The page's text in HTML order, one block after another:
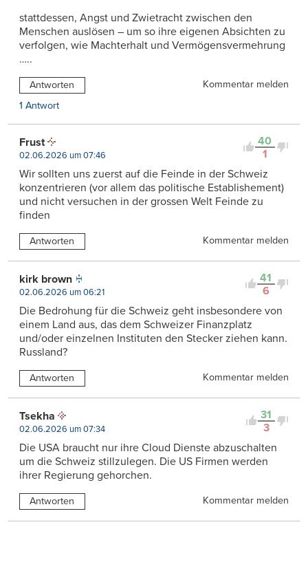
stattdessen, Angst und Zwietracht zwischen den
Menschen auslösen – um so ihre eigenen Absichten zu
verfolgen, wie Machterhalt und Vermögensvermehrung
…..
Antworten
Kommentar melden
1 Antwort
40
1
Frust
02.06.2026 um 07:46
Wir sollten uns zuerst auf die Feinde in der Schweiz
konzentrieren (vor allem das politische Establishement)
und nicht versuchen in der grossen Welt Feinde zu
finden
Antworten Kommentar melden
41
6
kirk brown
02.06.2026 um 06:21
Die Bedrohung für die Schweiz geht insbesondere von
einem Land aus, das dem Schweizer Finanzplatz
und/oder einzelnen Instituten den Stecker ziehen kann.
Russland?
Antworten Kommentar melden
31
3
Tsekha
02.06.2026 um 07:34
Die USA braucht nur ihre Cloud Dienste abzuschalten
um die Schweiz stillzulegen. Die US Firmen werden
ihrer Regierung gehorchen.
Antworten Kommentar melden